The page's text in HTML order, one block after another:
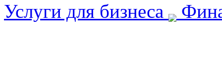
Услуги для бизнеса